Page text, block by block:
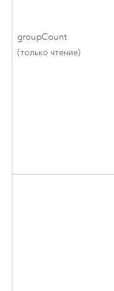
groupCount
(только чтение)